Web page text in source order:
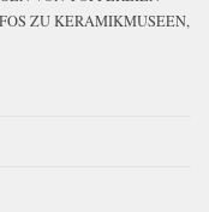
ZU KERAMIKMUSEEN,